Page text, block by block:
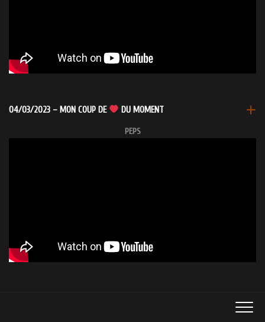
04/03/2023 – MON COUP DE DU MOMENT
PEPS